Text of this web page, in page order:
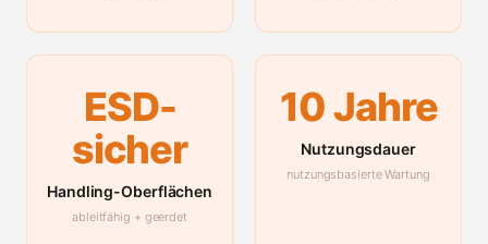
ESD-
sicher
Handling-Oberflächen
ableitfähig + geerdet
10 Jahre
Nutzungsdauer
nutzungsbasierte Wartung